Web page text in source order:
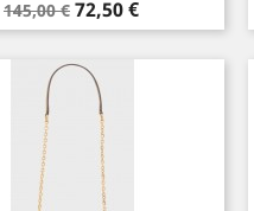
Prix
de
base
145,00 € Prix
72,50 €